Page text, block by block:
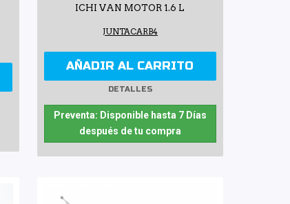
ICHI VAN MOTOR 1.6 L
JUNTACARB4
AÑADIR AL CARRITO
DETALLES
Preventa: Disponible hasta 7 Días
después de tu compra